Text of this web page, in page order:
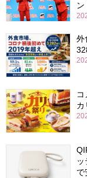
外
カ
で